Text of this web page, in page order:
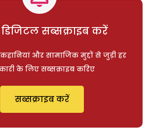
डिजिटल सब्सक्राइब करें
और सामाजिक मुद्दों से जुड़ी हर
के लिए सब्सक्राइब करिए
सब्सक्राइब करें